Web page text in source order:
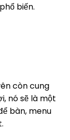
biến.
còn cung
nó sẽ là một
bàn, menu